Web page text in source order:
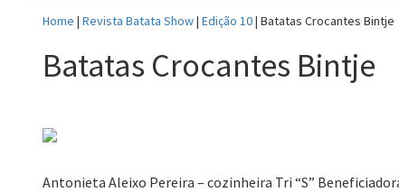
Home | Revista Batata Show| Edição 10| Batatas Crocantes Bintje
Batatas Crocantes Bintje
Antonieta Aleixo Pereira – cozinheira Tri “S”